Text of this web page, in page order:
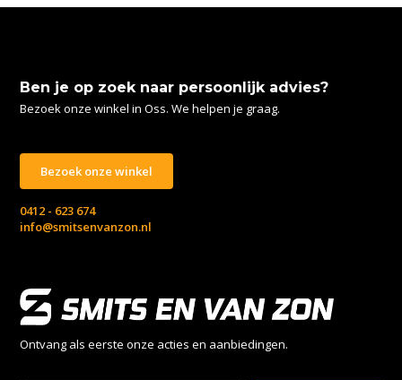
Ben je op zoek naar persoonlijk advies?
Bezoek onze winkel in Oss. We helpen je graag.
Bezoek onze winkel
0412 - 623 674
info@smitsenvanzon.nl
Ontvang als eerste onze acties en aanbiedingen.